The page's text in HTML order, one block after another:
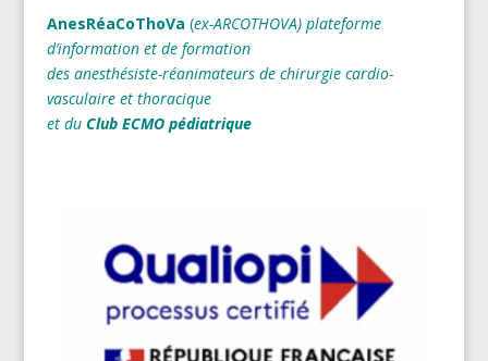
AnesRéaCoThoVa (ex-ARCOTHOVA) plateforme
d’information et de formation
des anesthésiste-réanimateurs de chirurgie cardio-
vasculaire et thoracique
et du Club ECMO pédiatrique